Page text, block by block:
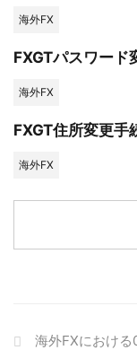
海外FX
FXGTパスワード
海外FX
FXGT住所変更手
海外FX
海外FXにおけ